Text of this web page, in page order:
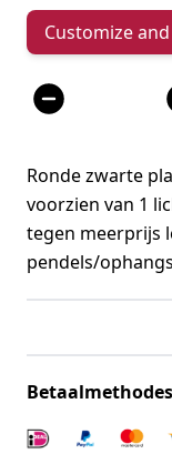
Customize
Aantal
Ronde zwarte
voorzien van 1
tegen meerprijs
pendels/
Betaalmethodes